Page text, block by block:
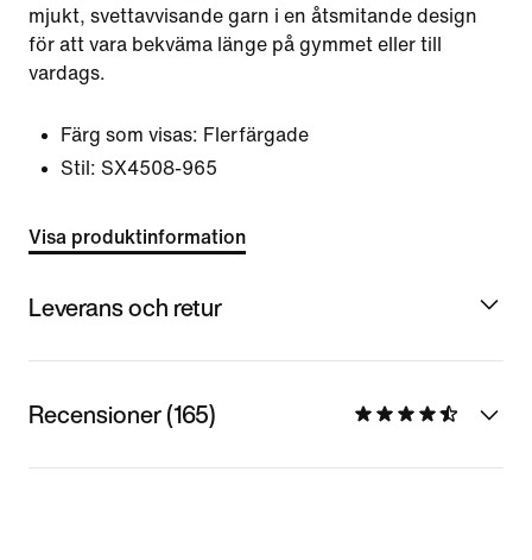
mjukt, svettavvisande garn i en åtsmitande design
för att vara bekväma länge på gymmet eller till
vardags.
Färg som visas: Flerfärgade
Stil: SX4508-965
Visa produktinformation
Leverans och retur
Recensioner (165)